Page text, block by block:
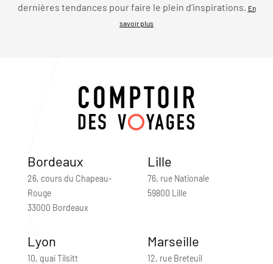
dernières tendances pour faire le plein d’inspirations. En
savoir plus
Bordeaux
26, cours du Chapeau-
Rouge
33000 Bordeaux
Lille
76, rue Nationale
59800 Lille
Lyon
10, quai Tilsitt
Marseille
12, rue Breteuil